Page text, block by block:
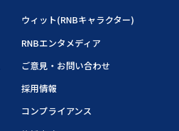
ウィット(RNBキャラクター)
RNBエンタメディア
ご意見・お問い合わせ
採用情報
コンプライアンス